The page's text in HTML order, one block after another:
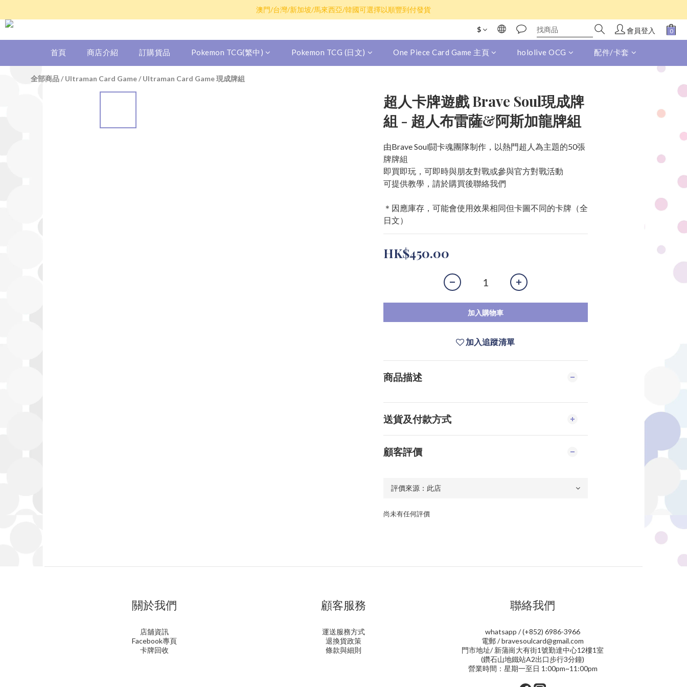
散卡買滿$100包平郵，全部產品買滿$800包順豐(香港境內)
澳門/台灣/新加坡/馬來西亞/韓國可選擇以順豐到付發貨
$ 會員登入
首頁 商店介紹 訂購貨品 Pokemon TCG(繁中) Pokemon TCG (日文) One Piece Card Game 主頁 hololive OCG 配件/卡套
全部商品/Ultraman Card Game/Ultraman Card Game 現成牌組
超人卡牌遊戲 Brave Soul現成牌
組 - 超人布雷薩&阿斯加龍牌組
由Brave Soul闘卡魂團隊制作，以熱門超人為主題的50張
牌牌組
即買即玩，可即時與朋友對戰或參與官方對戰活動
可提供教學，請於購買後聯絡我們
＊因應庫存，可能會使用效果相同但卡圖不同的卡牌（全
日文）
HK$450.00
加入購物車
加入追蹤清單
商品描述
送貨及付款方式
顧客評價
尚未有任何評價
關於我們
店舖資訊
Facebook專頁
卡牌回收
顧客服務
運送服務方式
退換貨政策
條款與細則
聯絡我們
whatsapp / (+852) 6986-3966
電郵 / bravesoulcard@gmail.com
門市地址/ 新蒲崗大有街1號勤達中心12樓1室
(鑽石山地鐵站A2出口步行3分鐘)
營業時間：星期一至日 1:00pm~11:00pm